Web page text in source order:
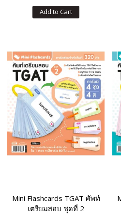
Add to Cart
Mini Flashcards TGAT ศัพท์
เตรียมสอบ ชุดที่ 2